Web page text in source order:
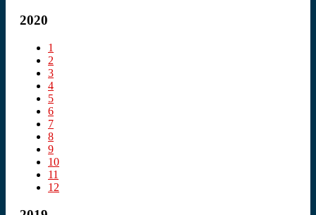
2020
1
2
3
4
5
6
7
8
9
10
11
12